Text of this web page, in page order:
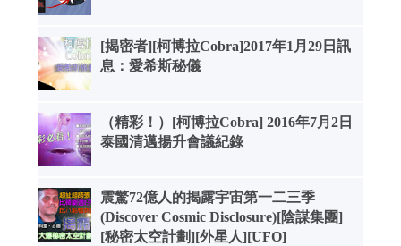
[揭密者][柯博拉Cobra]2017年1月29日訊
息：愛希斯秘儀
（精彩！）[柯博拉Cobra] 2016年7月2日
泰國清邁揚升會議紀錄
震驚72億人的揭露宇宙第一二三季
(Discover Cosmic Disclosure)[陰謀集團]
[秘密太空計劃][外星人][UFO]